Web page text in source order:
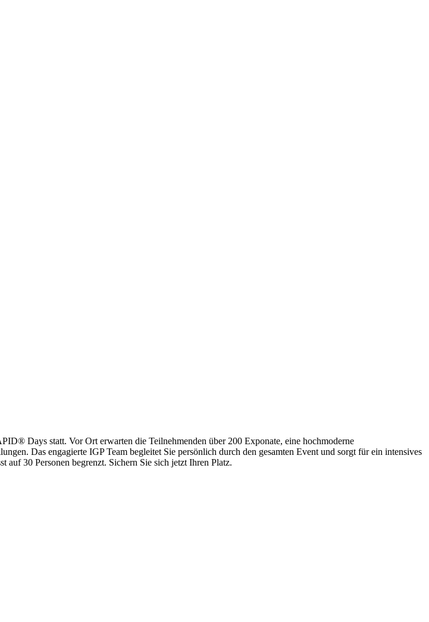
Days statt. Vor Ort erwarten die Teilnehmenden über 200 Exponate, eine hochmoderne
Das engagierte IGP Team begleitet Sie persönlich durch den gesamten Event und sorgt für ein intensives
30 Personen begrenzt. Sichern Sie sich jetzt Ihren Platz.